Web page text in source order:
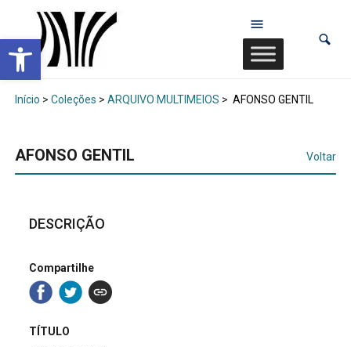
Abrir a barra de ferramentas
Início > Coleções > ARQUIVO MULTIMEIOS > AFONSO GENTIL
AFONSO GENTIL Voltar
DESCRIÇÃO
Compartilhe
TÍTULO